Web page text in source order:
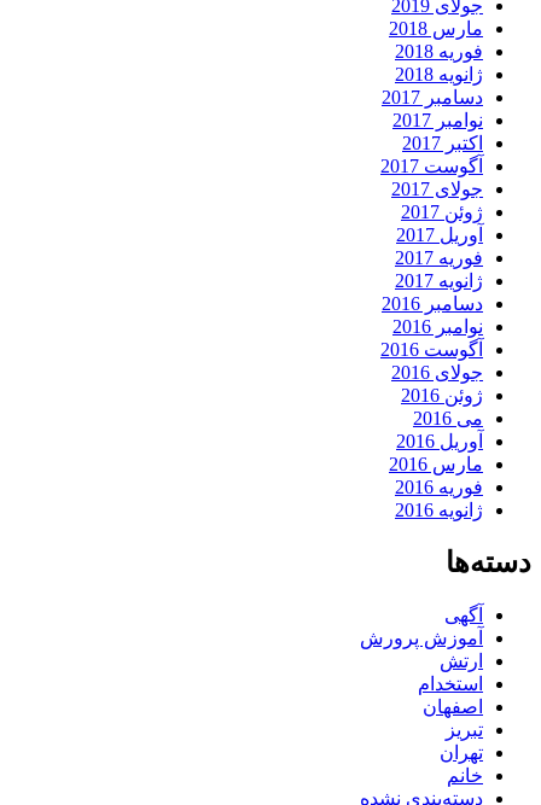
جولای 2019
مارس 2018
فوریه 2018
ژانویه 2018
دسامبر 2017
نوامبر 2017
اکتبر 2017
آگوست 2017
جولای 2017
ژوئن 2017
آوریل 2017
فوریه 2017
ژانویه 2017
دسامبر 2016
نوامبر 2016
آگوست 2016
جولای 2016
ژوئن 2016
می 2016
آوریل 2016
مارس 2016
فوریه 2016
ژانویه 2016
دسته‌ها
آگهی
آموزش پرورش
ارتش
استخدام
اصفهان
تبریز
تهران
خانم
دسته‌بندی نشده